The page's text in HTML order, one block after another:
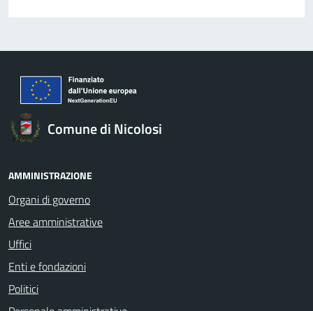
Comune di Nicolosi
AMMINISTRAZIONE
Organi di governo
Aree amministrative
Uffici
Enti e fondazioni
Politici